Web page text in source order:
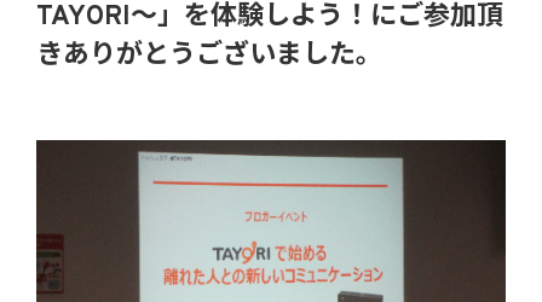
TAYORI～」を体験しよう！にご参加頂
きありがとうございました。